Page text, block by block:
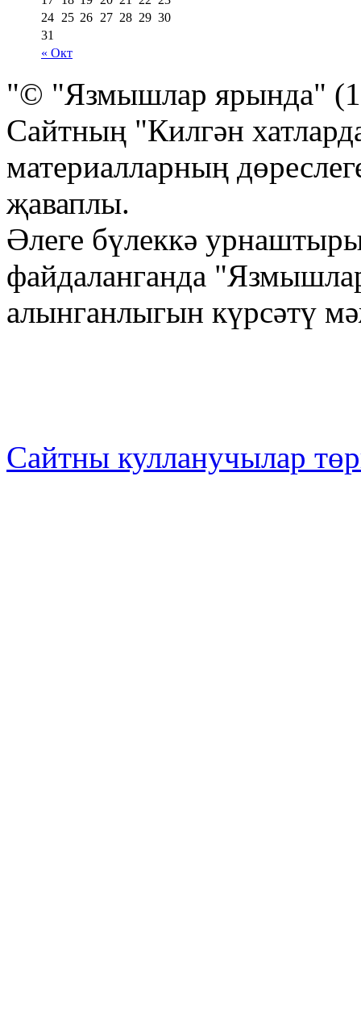
« Окт
24 25 26 27 28 29 30
31
"© "Язмышлар ярында"
Сайтның "Килгән
материалларның
җаваплы.
Әлеге бүлеккә
файдаланганда
алынганлыгын күрсәтү
Сайтны кулланучылар